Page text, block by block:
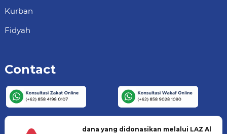
Kurban
Fidyah
Contact
dana yang didonasikan melalui LAZ Al